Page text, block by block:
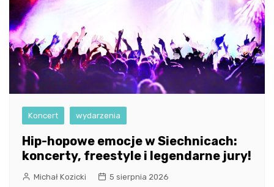
Koncert wydarzenia
Hip-hopowe emocje w Siechnicach:
koncerty, freestyle i legendarne jury!
Michał Kozicki 5 sierpnia 2026